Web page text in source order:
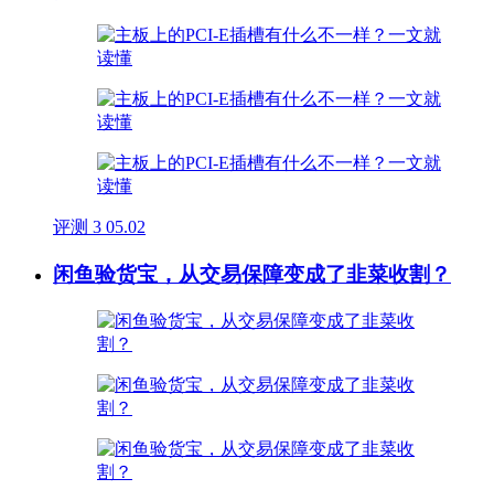
评测 3 05.02
闲鱼验货宝，从交易保障变成了韭菜收割？